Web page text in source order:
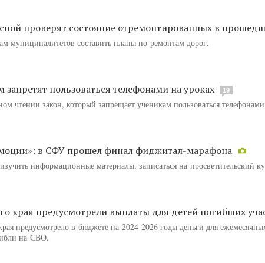
проверят состояние отремонтированных в
муниципалитетов составить планы по ремонтам дорог.
пользоваться телефонами на уроках 19
чтении закон, который запрещает ученикам пользоваться
в СФУ прошел финал фиджитал-марафона
информационные материалы, записаться на просветительский
края предусмотрели выплаты для детей погибших
предусмотрело в бюджете на 2024-2026 годы деньги для
на СВО.